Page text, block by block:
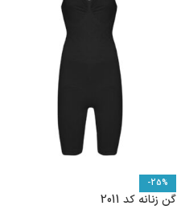
-25%
گن زنانه کد 2011